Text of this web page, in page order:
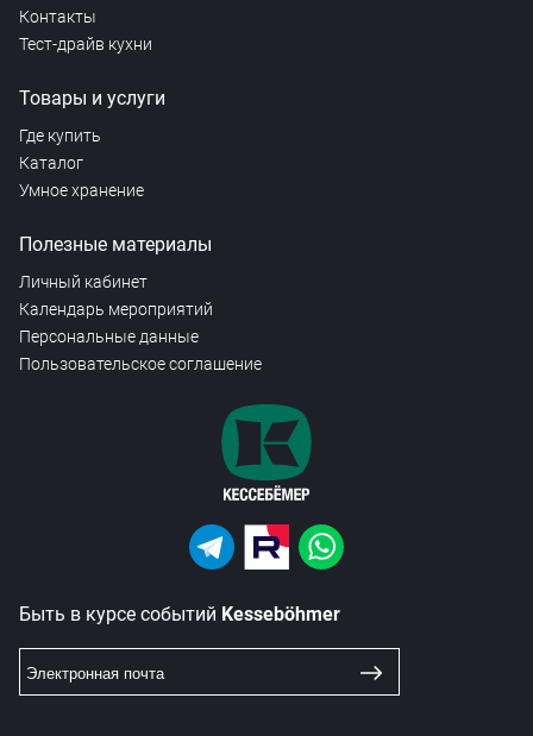
Контакты
Тест-драйв кухни
Товары и услуги
Где купить
Каталог
Умное хранение
Полезные материалы
Личный кабинет
Календарь мероприятий
Персональные данные
Пользовательское соглашение
Быть в курсе событий Kesseböhmer